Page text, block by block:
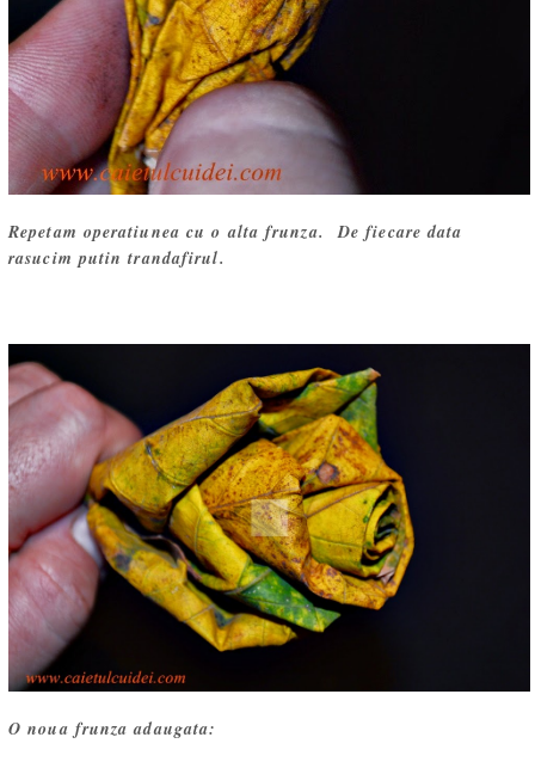
Repetam operatiunea cu o alta frunza. De fiecare data
rasucim putin trandafirul.
O noua frunza adaugata: